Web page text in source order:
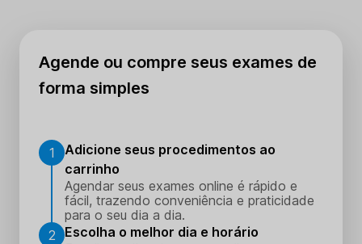
Agende ou compre seus exames de
forma simples
1
Adicione seus procedimentos ao
carrinho
Agendar seus exames online é rápido e
fácil, trazendo conveniência e praticidade
para o seu dia a dia.
2
Escolha o melhor dia e horário